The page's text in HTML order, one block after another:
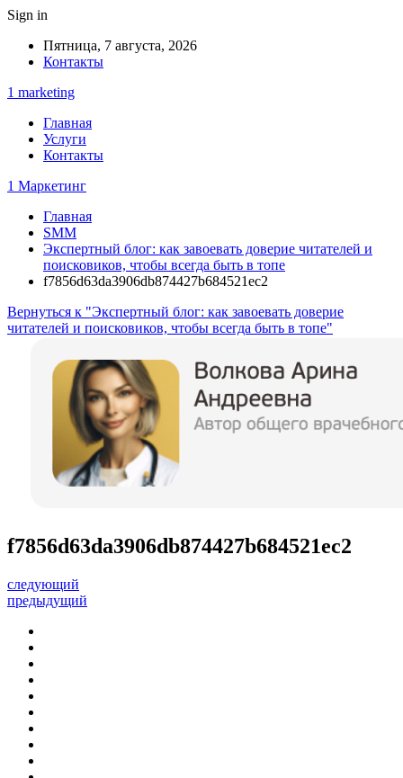
Sign in
Пятница, 7 августа, 2026
Контакты
1 marketing
Главная
Услуги
Контакты
1 Маркетинг
Главная
SMM
Экспертный блог: как завоевать доверие читателей и
поисковиков, чтобы всегда быть в топе
f7856d63da3906db874427b684521ec2
Вернуться к "Экспертный блог: как завоевать доверие
читателей и поисковиков, чтобы всегда быть в топе"
f7856d63da3906db874427b684521ec2
следующий
предыдущий